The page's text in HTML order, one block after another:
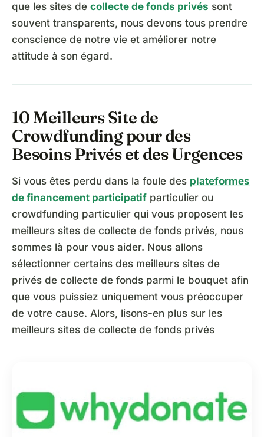
que les sites de collecte de fonds privés sont
souvent transparents, nous devons tous prendre
conscience de notre vie et améliorer notre
attitude à son égard.
10 Meilleurs Site de
Crowdfunding pour des
Besoins Privés et des Urgences
Si vous êtes perdu dans la foule des plateformes
de financement participatif particulier ou
crowdfunding particulier qui vous proposent les
meilleurs sites de collecte de fonds privés, nous
sommes là pour vous aider. Nous allons
sélectionner certains des meilleurs sites de
privés de collecte de fonds parmi le bouquet afin
que vous puissiez uniquement vous préoccuper
de votre cause. Alors, lisons-en plus sur les
meilleurs sites de collecte de fonds privés